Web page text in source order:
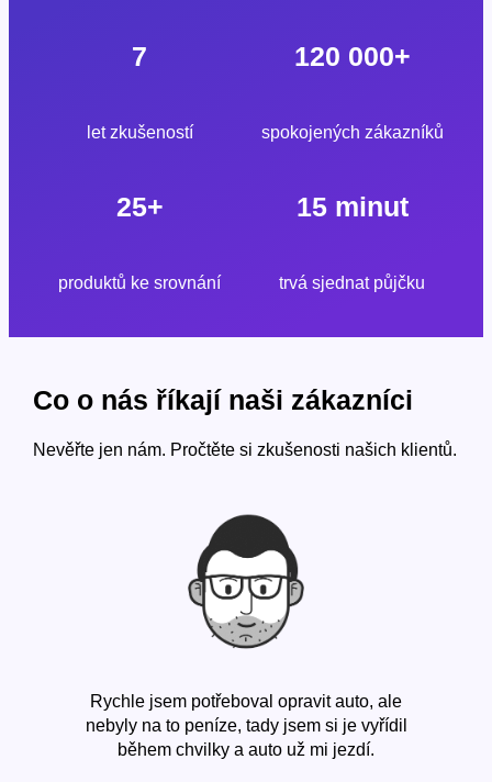
7
let zkušeností
120 000+
spokojených zákazníků
25+
produktů ke srovnání
15 minut
trvá sjednat půjčku
Co o nás říkají naši zákazníci
Nevěřte jen nám. Pročtěte si zkušenosti našich klientů.
Rychle jsem potřeboval opravit auto, ale
nebyly na to peníze, tady jsem si je vyřídil
během chvilky a auto už mi jezdí.